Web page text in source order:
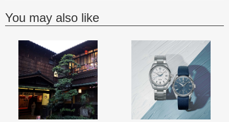
You may also like